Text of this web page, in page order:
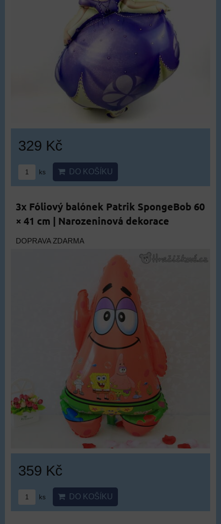
329 Kč
ks DO KOŠÍKU
3x Fóliový balónek Patrik SpongeBob 60
× 41 cm | Narozeninová dekorace
DOPRAVA ZDARMA
359 Kč
ks DO KOŠÍKU